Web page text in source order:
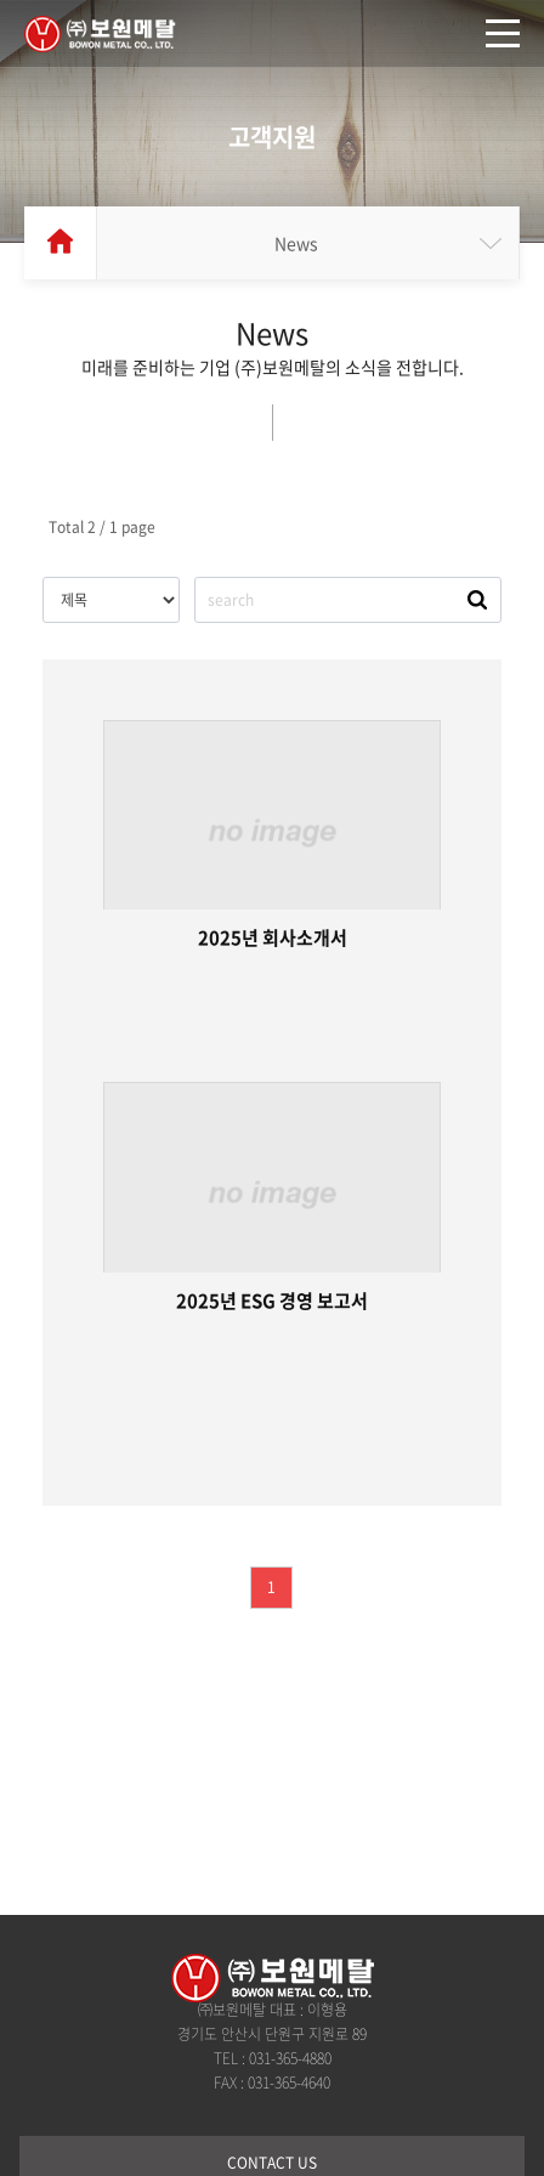
고객지원
News
News
미래를 준비하는 기업 (주)보원메탈의 소식을 전합니다.
Total2 / 1 page
2025년 회사소개서
2025년 ESG 경영 보고서
1
㈜보원메탈 대표 : 이형용
경기도 안산시 단원구 지원로 89
TEL : 031-365-4880
FAX : 031-365-4640
CONTACT US